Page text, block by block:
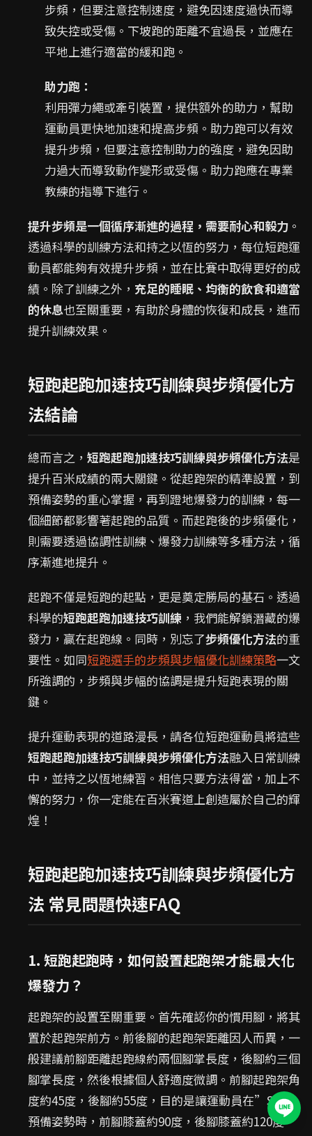
步頻，但要注意控制速度，避免因速度過快而導
致失控或受傷。下坡跑的距離不宜過長，並應在
平地上進行適當的緩和跑。
助力跑：
利用彈力繩或牽引裝置，提供額外的助力，幫助
運動員更快地加速和提高步頻。助力跑可以有效
提升步頻，但要注意控制助力的強度，避免因助
力過大而導致動作變形或受傷。助力跑應在專業
教練的指導下進行。
提升步頻是一個循序漸進的過程，需要耐心和毅力 。
透過科學的訓練方法和持之以恆的努力，每位短跑運
動員都能夠有效提升步頻，並在比賽中取得更好的成
績。除了訓練之外， 充足的睡眠、均衡的飲食和適當
的休息也至關重要，有助於身體的恢復和成長，進而
提升訓練效果。
短跑起跑加速技巧訓練與步頻優化方
法結論
總而言之， 短跑起跑加速技巧訓練與步頻優化方法是
提升百米成績的兩大關鍵。從起跑架的精準設置，到
預備姿勢的重心掌握，再到蹬地爆發力的訓練，每一
個細節都影響著起跑的品質。而起跑後的步頻優化，
則需要透過協調性訓練、爆發力訓練等多種方法，循
序漸進地提升。
起跑不僅是短跑的起點，更是奠定勝局的基石。透過
科學的短跑起跑加速技巧訓練 ，我們能解鎖潛藏的爆
發力，贏在起跑線。同時，別忘了步頻優化方法的重
要性。如同短跑選手的步頻與步幅優化訓練策略一文
所強調的，步頻與步幅的協調是提升短跑表現的關
鍵。
提升運動表現的道路漫長，請各位短跑運動員將這些
短跑起跑加速技巧訓練與步頻優化方法融入日常訓練
中，並持之以恆地練習。相信只要方法得當，加上不
懈的努力，你一定能在百米賽道上創造屬於自己的輝
煌！
短跑起跑加速技巧訓練與步頻優化方
法 常見問題快速FAQ
1. 短跑起跑時，如何設置起跑架才能最大化
爆發力？
起跑架的設置至關重要。首先確認你的慣用腳，將其
置於起跑架前方。前後腳的起跑架距離因人而異，一
般建議前腳距離起跑線約兩個腳掌長度，後腳約三個
腳掌長度，然後根據個人舒適度微調。前腳起跑架角
度約45度，後腳約55度，目的是讓運動員在”Set”
預備姿勢時，前腳膝蓋約90度，後腳膝蓋約120度。